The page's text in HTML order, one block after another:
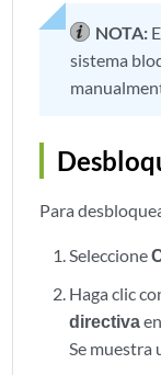
NOTA:
sistema
Para
Seleccione
Haga clic
directiva
Se muestra